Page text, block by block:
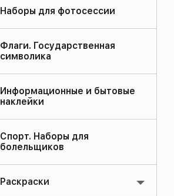
Наборы для фотосессии
Флаги. Государственная
символика
Информационные и бытовые
наклейки
Спорт. Наборы для
болельщиков
Раскраски